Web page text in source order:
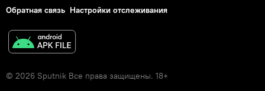
Обратная связь Настройки отслеживания
© 2026 Sputnik Все права защищены. 18+